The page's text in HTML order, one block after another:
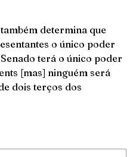
determina que
o único poder
terá o único poder
[mas] ninguém será
dois terços dos